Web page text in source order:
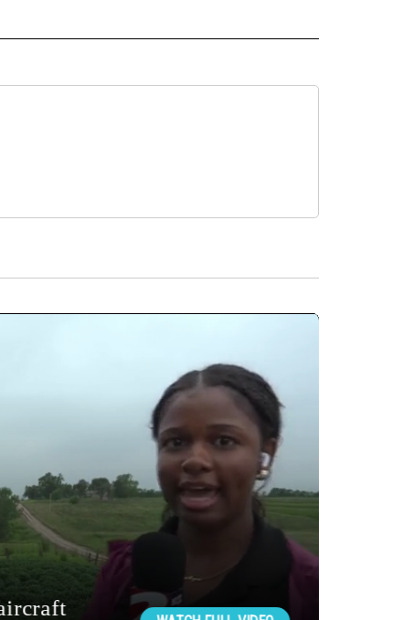
TO RECEIVE NOTIFICATIONS ABOUT NEW PAGES ON "CNN SPANISH".